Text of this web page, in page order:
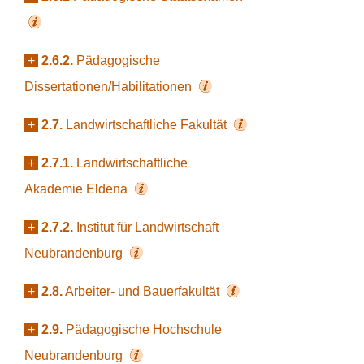
+ 2.6.2. Pädagogische
Dissertationen/Habilitationen
+ 2.7. Landwirtschaftliche Fakultät
+ 2.7.1. Landwirtschaftliche
Akademie Eldena
+ 2.7.2. Institut für Landwirtschaft
Neubrandenburg
+ 2.8.Arbeiter- und Bauerfakultät
+ 2.9. Pädagogische Hochschule
Neubrandenburg